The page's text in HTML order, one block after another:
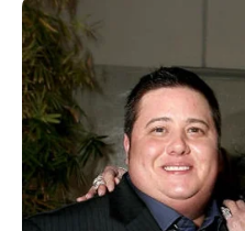
Quer a prender a fazer
fuxico? Basta seguir os
acima e as instruções
abaixo. Temos certeza